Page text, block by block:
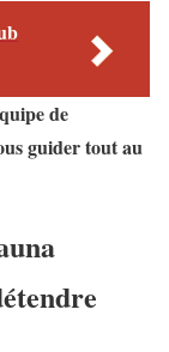
de
guider tout au